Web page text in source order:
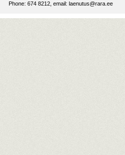
Phone: 674 8212, email: laenutus@rara.ee